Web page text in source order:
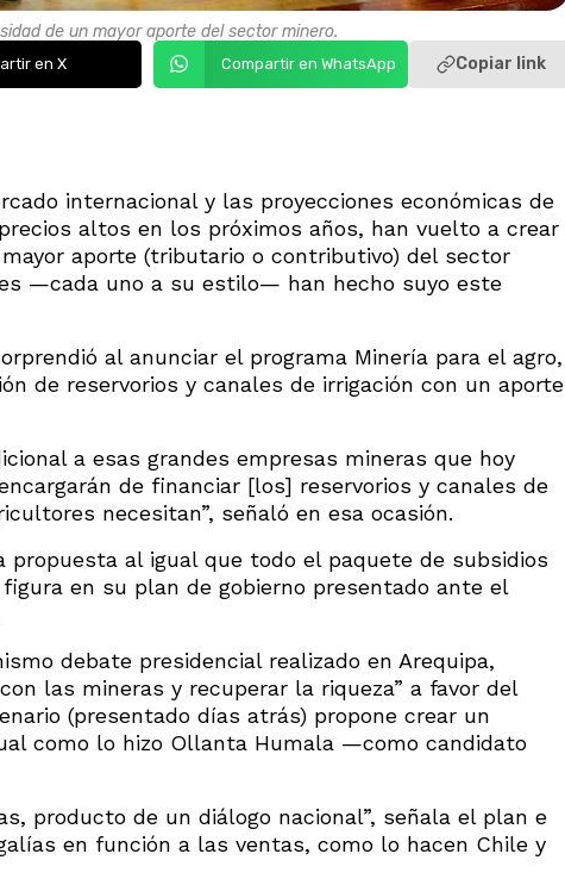
de un mayor aporte del sector minero.
en X Compartir en WhatsApp Copiar link
internacional y las proyecciones económicas de
altos en los próximos años, han vuelto a crear
aporte (tributario o contributivo) del sector
—cada uno a su estilo— han hecho suyo este
al anunciar el programa Minería para el agro,
de reservorios y canales de irrigación con un aporte
a esas grandes empresas mineras que hoy
de financiar [los] reservorios y canales de
necesitan”, señaló en esa ocasión.
al igual que todo el paquete de subsidios
en su plan de gobierno presentado ante el
debate presidencial realizado en Arequipa,
las mineras y recuperar la riqueza” a favor del
(presentado días atrás) propone crear un
como lo hizo Ollanta Humala —como candidato
producto de un diálogo nacional”, señala el plan e
en función a las ventas, como lo hacen Chile y